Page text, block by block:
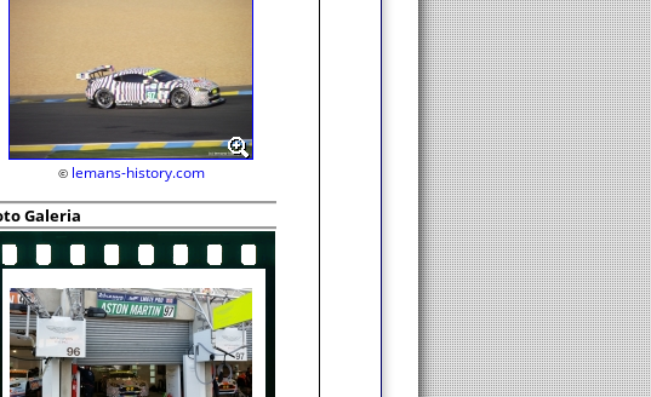
© lemans-history.com
Galeria